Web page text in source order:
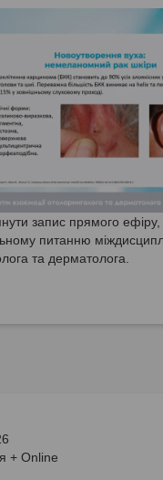
запис прямого ефіру,
питанню
та дерматолога.
+ Online